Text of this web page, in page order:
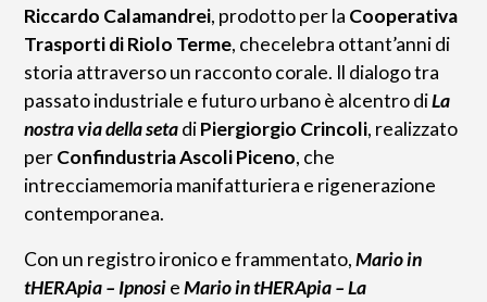
Riccardo Calamandrei, prodotto per la Cooperativa
Trasporti di Riolo Terme, checelebra ottant’anni di
storia attraverso un racconto corale. Il dialogo tra
passato industriale e futuro urbano è alcentro diLa
nostra via della setadiPiergiorgio Crincoli, realizzato
perConfindustria Ascoli Piceno, che
intrecciamemoria manifatturiera e rigenerazione
contemporanea.
Con un registro ironico e frammentato,Mario in
tHERApia – IpnosieMario in tHERApia – La